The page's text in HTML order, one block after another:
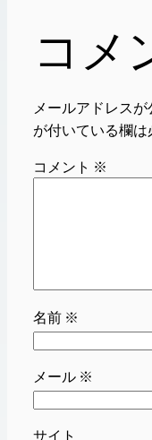
コメ
メールアドレスが
が付いている欄
コメント ※
名前 ※
メール ※
サイト